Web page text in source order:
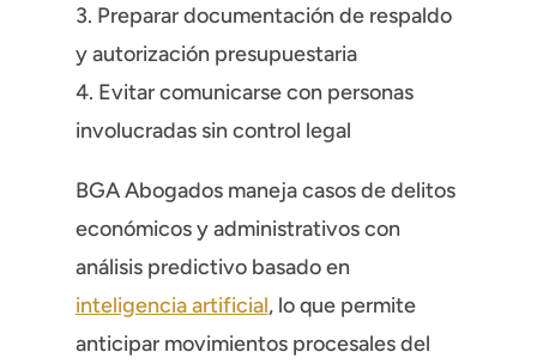
3. Preparar documentación de respaldo
y autorización presupuestaria
4. Evitar comunicarse con personas
involucradas sin control legal
BGA Abogados maneja casos de delitos
económicos y administrativos con
análisis predictivo basado en
inteligencia artificial, lo que permite
anticipar movimientos procesales del